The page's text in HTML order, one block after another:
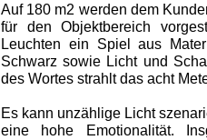
Auf 180 m2 werden dem
für den Objektbereich
Leuchten ein Spiel aus
Schwarz sowie Licht und
des Wortes strahlt das acht
Es kann unzählige Licht
eine hohe Emotionalität.